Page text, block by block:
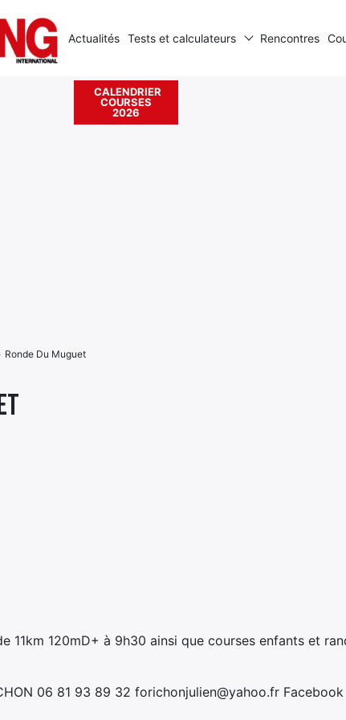
Ronde Du Muguet
11km 120mD+ à 9h30 ainsi que courses enfants et
06 81 93 89 32 forichonjulien@yahoo.fr
Actualités Tests et calculateurs Rencontres
CALENDRIER
COURSES
2026
Rechercher